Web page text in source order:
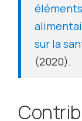
sur la
(2020).